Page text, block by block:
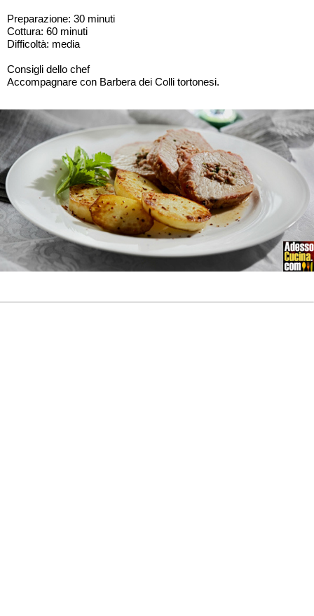
Preparazione: 30 minuti
Cottura: 60 minuti
Difficoltà: media
Consigli dello chef
Accompagnare con Barbera dei Colli tortonesi.